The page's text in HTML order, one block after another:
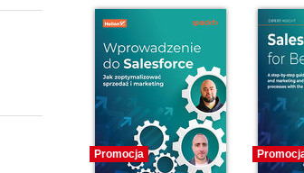
Promocja